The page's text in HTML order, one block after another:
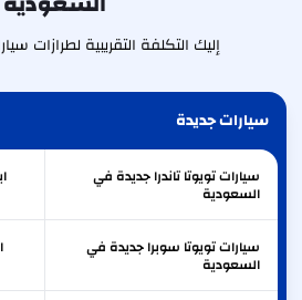
إليك التكلفة التقريبية لطرازات
سيارات جديدة
سيارات تويوتا تاندرا جديدة في
السعودية
سيارات تويوتا سوبرا جديدة في
السعودية